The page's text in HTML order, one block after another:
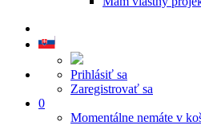
Prihlásiť sa
Zaregistrovať sa
0
Momentálne nemáte v